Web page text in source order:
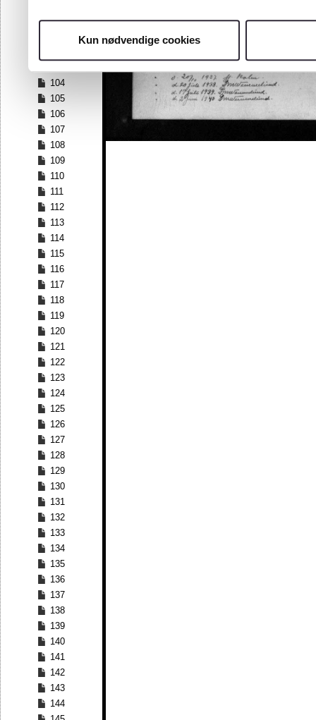
Kun nødvendige cookies
100
104
105
106
107
108
109
110
111
112
113
114
115
116
117
118
119
120
121
122
123
124
125
126
127
128
129
130
131
132
133
134
135
136
137
138
139
140
141
142
143
144